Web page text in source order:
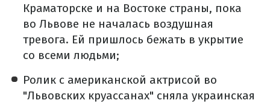
Краматорске и на Востоке страны, пока
во Львове не началась воздушная
тревога. Ей пришлось бежать в укрытие
со всеми людьми;
Ролик с американской актрисой во
"Львовских круассанах" сняла украинская